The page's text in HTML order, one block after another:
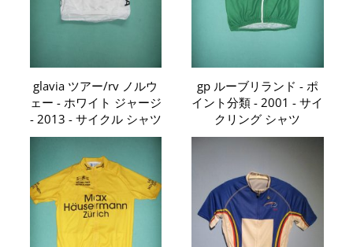
glavia ツアー/rv ノルウ
ェー - ホワイト ジャージ
- 2013 - サイクル シャツ
gp ルーブリランド - ポ
イント分類 - 2001 - サイ
クリング シャツ